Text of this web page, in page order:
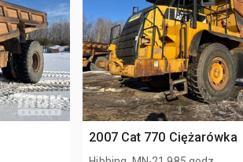
2007 Cat 770 Ciężarówka
.